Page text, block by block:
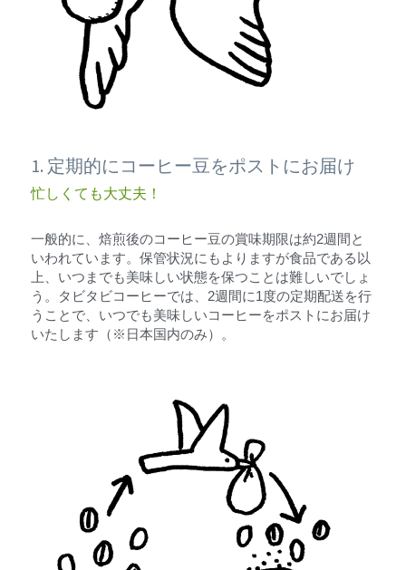
1. 定期的にコーヒー豆をポストにお届け
忙しくても大丈夫！
一般的に、焙煎後のコーヒー豆の賞味期限は約2週間と
いわれています。保管状況にもよりますが食品である以
上、いつまでも美味しい状態を保つことは難しいでしょ
う。タビタビコーヒーでは、2週間に1度の定期配送を行
うことで、いつでも美味しいコーヒーをポストにお届け
いたします（※日本国内のみ）。